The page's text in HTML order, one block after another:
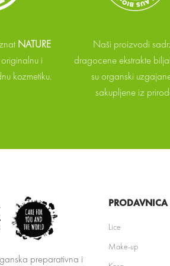
NATURE
i
kozmetiku.
Naši proizvodi
dragocene ekstrakte
su organski
sakupljene iz
preparativna i
PRODAVNICA
Lice
Make-up